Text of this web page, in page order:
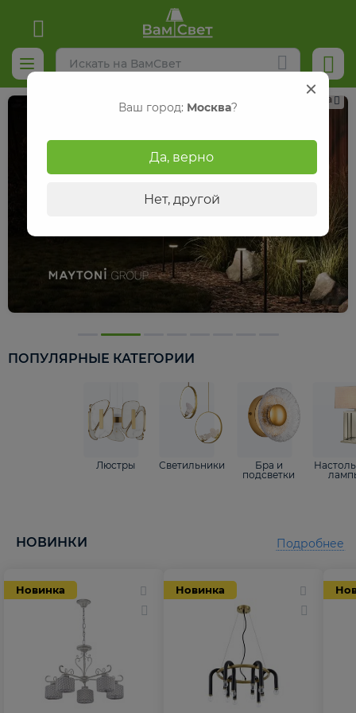
Реклама
ПОПУЛЯРНЫЕ КАТЕГОРИИ
Люстры Светильники
Бра и
подсветки
НОВИНКИ
Новинка Новинка
Подробнее
Ваш город: Москва?
Да, верно
Нет, другой